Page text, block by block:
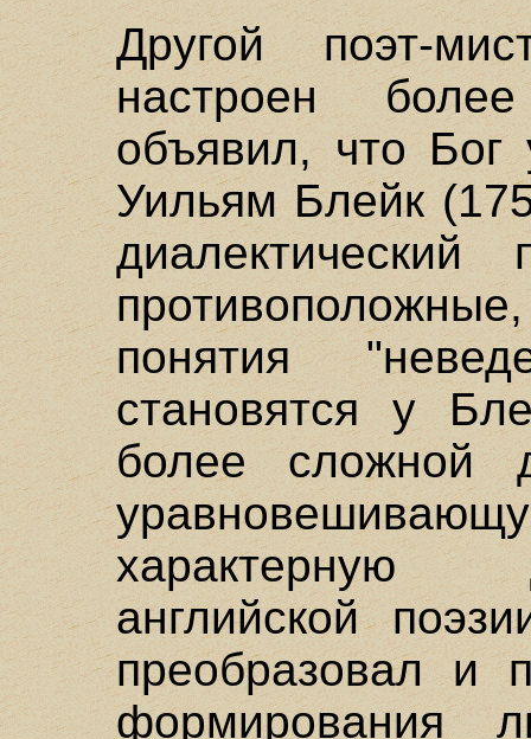
Другой поэт-
настроен
объявил, что
Уильям Блейк
диалектический
понятия
становятся у
более сложной
характерную
английской
преобразовал и
формирования